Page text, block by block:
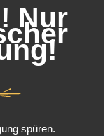
Nur
spüren.